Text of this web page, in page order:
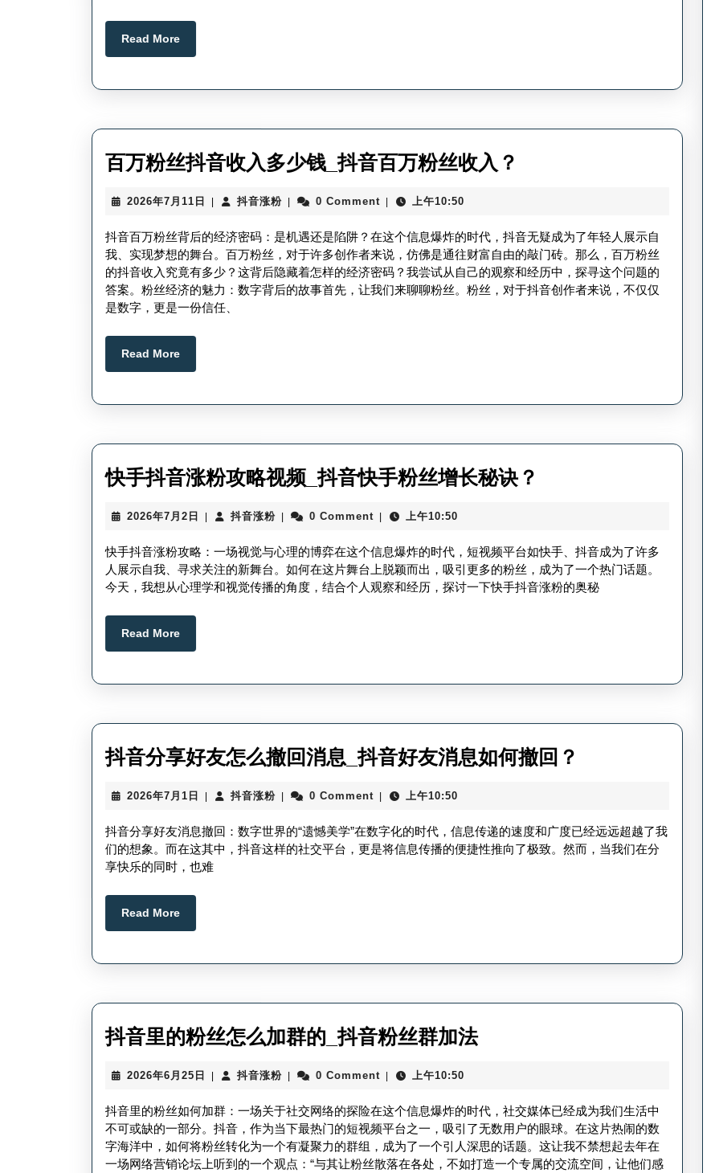
_
抖
音
激
活
方
法
Read MoreRead
More
百万粉丝抖音收入多少钱_抖音百万粉丝收入？
丝
抖
音
钱
抖
音
粉
丝
收
2026年7月11日
2026
7
月
11
日
抖音涨粉抖
涨
粉
0 Comment 上午10:50
抖音百万粉丝背后的经济密码：是机遇还是陷阱？在这个信息爆炸的时代，抖音无疑成为了年轻人展示自
我、实现梦想的舞台。百万粉丝，对于许多创作者来说，仿佛是通往财富自由的敲门砖。那么，百万粉丝
的抖音收入究竟有多少？这背后隐藏着怎样的经济密码？我尝试从自己的观察和经历中，探寻这个问题的
答案。粉丝经济的魅力：数字背后的故事首先，让我们来聊聊粉丝。粉丝，对于抖音创作者来说，不仅仅
是数字，更是一份信任、
Read MoreRead
More
快手抖音涨粉攻略视频_抖音快手粉丝增长秘诀？
音
涨
粉
_
抖
音
粉
丝
诀？
2026年7月2日
2026
7
月
2
日
抖音涨粉抖
涨
粉
0 Comment 上午10:50
快手抖音涨粉攻略：一场视觉与心理的博弈在这个信息爆炸的时代，短视频平台如快手、抖音成为了许多
人展示自我、寻求关注的新舞台。如何在这片舞台上脱颖而出，吸引更多的粉丝，成为了一个热门话题。
今天，我想从心理学和视觉传播的角度，结合个人观察和经历，探讨一下快手抖音涨粉的奥秘
Read MoreRead
More
抖音分享好友怎么撤回消息_抖音好友消息如何撤回？
享
好
消
好
友
消
2026年7月1日
2026
7
月
1
日
抖音涨粉抖
涨
粉
0 Comment 上午10:50
抖音分享好友消息撤回：数字世界的“遗憾美学”在数字化的时代，信息传递的速度和广度已经远远超越了我
们的想象。而在这其中，抖音这样的社交平台，更是将信息传播的便捷性推向了极致。然而，当我们在分
享快乐的同时，也难
Read MoreRead
More
抖音里的粉丝怎么加群的_抖音粉丝群加法抖
的
粉
丝
2026年6月25日
2026
6
月
25
日
抖音涨粉抖
涨
粉
0 Comment 上午10:50
抖音里的粉丝如何加群：一场关于社交网络的探险在这个信息爆炸的时代，社交媒体已经成为我们生活中
不可或缺的一部分。抖音，作为当下最热门的短视频平台之一，吸引了无数用户的眼球。在这片热闹的数
字海洋中，如何将粉丝转化为一个有凝聚力的群组，成为了一个引人深思的话题。这让我不禁想起去年在
一场网络营销论坛上听到的一个观点：“与其让粉丝散落在各处，不如打造一个专属的交流空间，让他们感